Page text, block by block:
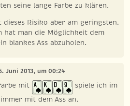
seine lange Farbe zu klären.
dieses Risiko aber am geringsten.
hat man die Möglichkeit dem
blankes Ass abzuholen.
Juni 2013, um 00:24
mit
spiele ich im
mit dem Ass an.